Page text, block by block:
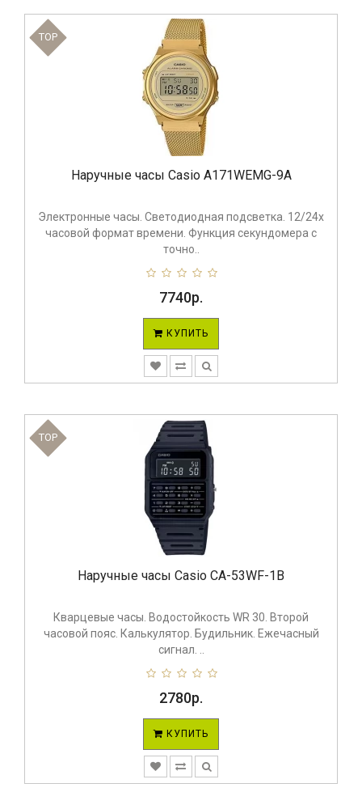
TOP
Наручные часы Casio A171WEMG-9A
Электронные часы. Светодиодная подсветка. 12/24х
часовой формат времени. Функция секундомера с
точно..
7740р.
КУПИТЬ
TOP
Наручные часы Casio CA-53WF-1B
Кварцевые часы. Водостойкость WR 30. Второй
часовой пояс. Калькулятор. Будильник. Ежечасный
сигнал. ..
2780р.
КУПИТЬ